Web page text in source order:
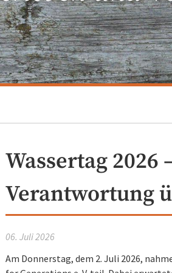
Wassertag
Verantwortung
06. Juli 2026
Am Donnerstag, dem 2. Juli 2026,